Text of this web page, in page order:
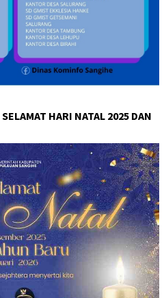
HARI NATAL 2025 DAN